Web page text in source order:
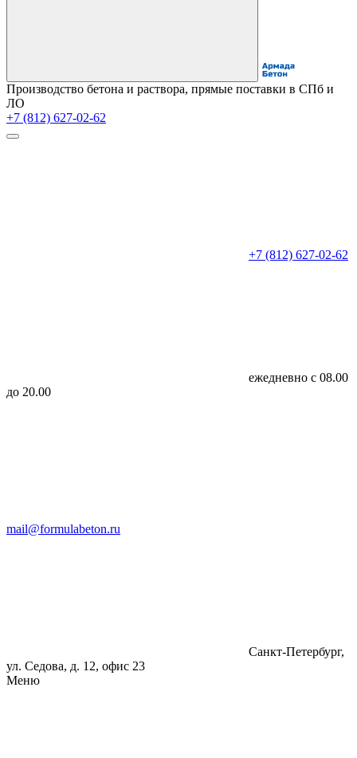
Производство бетона и раствора, прямые поставки в СПб и
ЛО
+7 (812) 627-02-62
+7 (812) 627-02-62
ежедневно с 08.00
до 20.00
mail@formulabeton.ru
Санкт-Петербург,
ул. Седова, д. 12, офис 23
Меню